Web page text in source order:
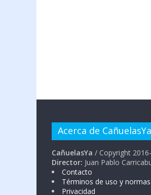
Acerca de
CañuelasYa / Copyright
Director: Juan Pablo
Contacto
Términos de uso y
Privacidad